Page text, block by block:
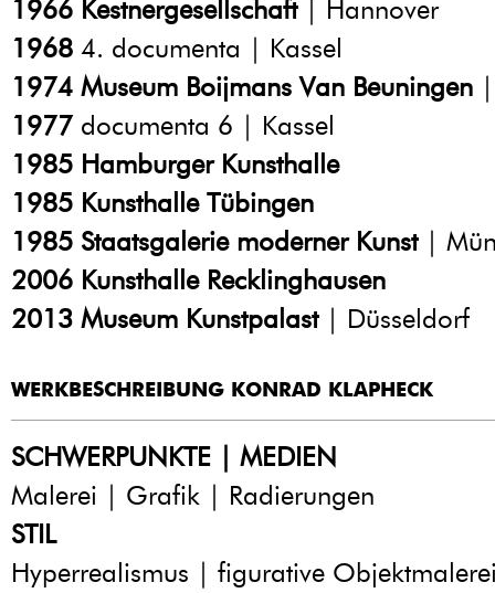
1966 Kestnergesellschaft| Hannover
1968 4. documenta | Kassel
1974 Museum Boijmans Van Beuningen
1977 documenta 6 | Kassel
1985 Hamburger Kunsthalle
1985 Kunsthalle Tübingen
1985 Staatsgalerie moderner Kunst|
2006 Kunsthalle Recklinghausen
2013 Museum Kunstpalast| Düsseldorf
WERKBESCHREIBUNG KONRAD KLAPHECK
SCHWERPUNKTE | MEDIEN
Malerei | Grafik | Radierungen
STIL
Hyperrealismus | figurative